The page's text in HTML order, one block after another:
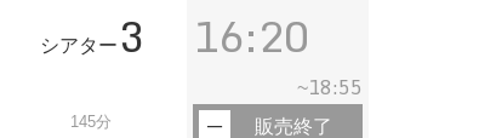
シアター 3
145分
16:20
~18:55
販売終了